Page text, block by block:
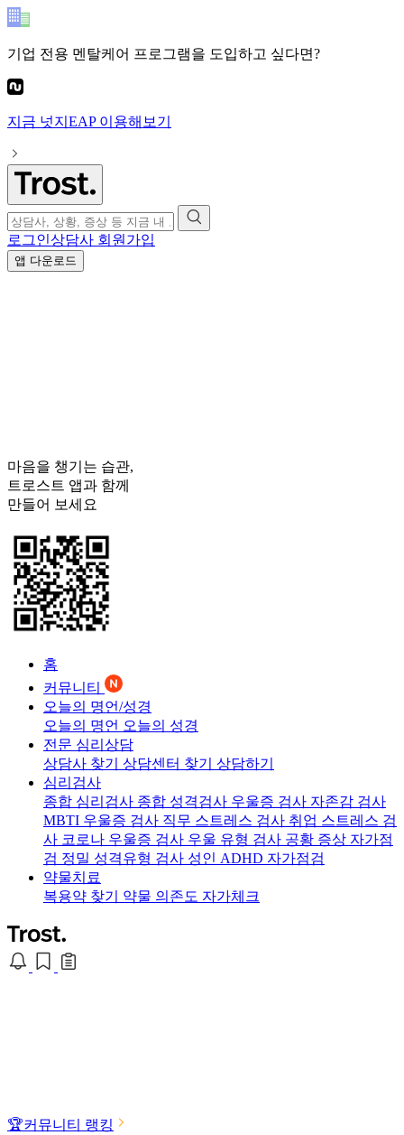
기업 전용 멘탈케어 프로그램을 도입하고 싶다면?
지금 넛지EAP이용해보기
로그인상담사 회원가입
앱 다운로드
마음을 챙기는 습관,
트로스트 앱과 함께
만들어 보세요
홈
커뮤니티
오늘의 명언/성경
오늘의 명언 오늘의 성경
전문 심리상담
상담사 찾기 상담센터 찾기 상담하기
심리검사
종합 심리검사 종합 성격검사 우울증 검사 자존감 검사
MBTI 우울증 검사 직무 스트레스 검사 취업 스트레스 검
사 코로나 우울증 검사 우울 유형 검사 공황 증상 자가점
검 정밀 성격유형 검사 성인 ADHD 자가점검
약물치료
복용약 찾기 약물 의존도 자가체크
🏆커뮤니티 랭킹